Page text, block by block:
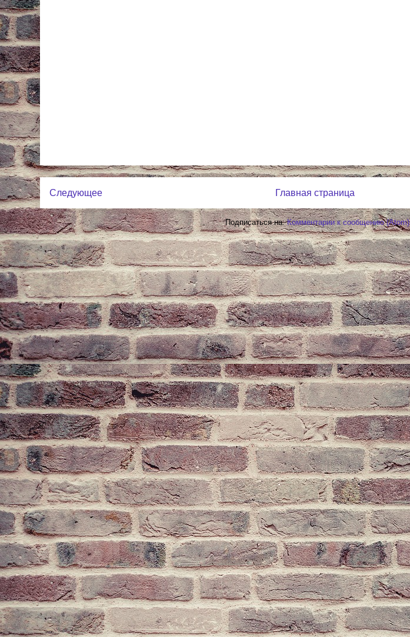
Следующее Главная страница
Подписаться на:Комментарии к сообщению (Atom)